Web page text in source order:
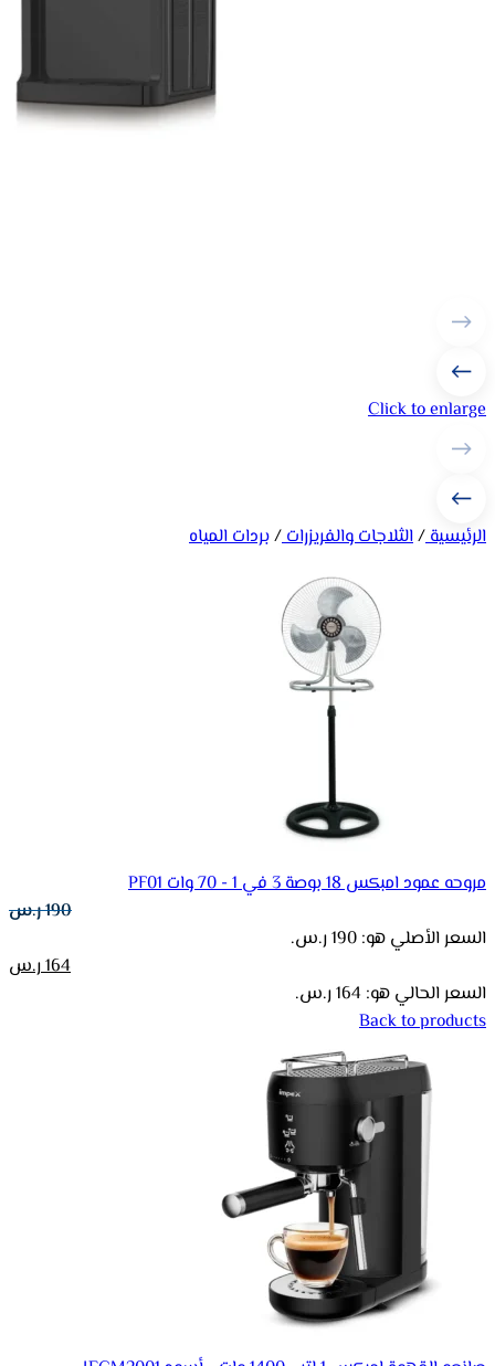
Click to enlarge
الرئيسية/الثلاجات والفريزرات/بردات المياه
مروحه عمود امبكس 18 بوصة 3 في 1 - 70 وات PF01
190ر.س
السعر الأصلي هو: 190 ر.س.
164ر.س
السعر الحالي هو: 164 ر.س.
Back to products